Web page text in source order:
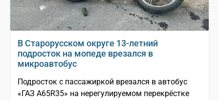
В Старорусском округе 13-летний
подросток на мопеде врезался в
микроавтобус
Подросток с пассажиркой врезался в автобус
«ГАЗ A65R35» на нерегулируемом перекрёстке